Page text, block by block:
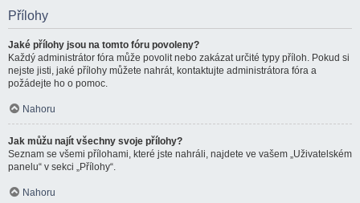
Přílohy
Jaké přílohy jsou na tomto fóru povoleny?
Každý administrátor fóra může povolit nebo zakázat určité typy příloh. Pokud si
nejste jisti, jaké přílohy můžete nahrát, kontaktujte administrátora fóra a
požádejte ho o pomoc.
Nahoru
Jak můžu najít všechny svoje přílohy?
Seznam se všemi přílohami, které jste nahráli, najdete ve vašem „Uživatelském
panelu“ v sekci „Přílohy“.
Nahoru